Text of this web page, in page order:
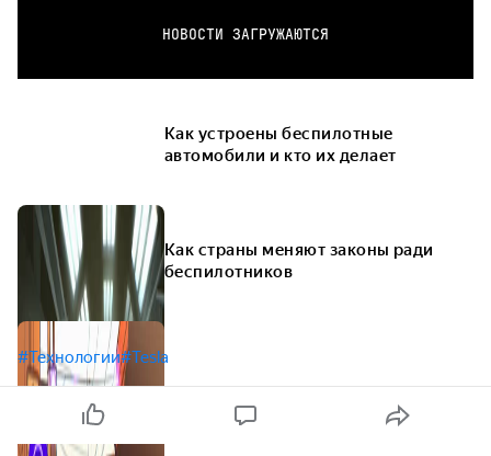
НОВОСТИ ЗАГРУЖАЮТСЯ
Как устроены беспилотные
автомобили и кто их делает
Как страны меняют законы ради
беспилотников
#Технологии#Tesla